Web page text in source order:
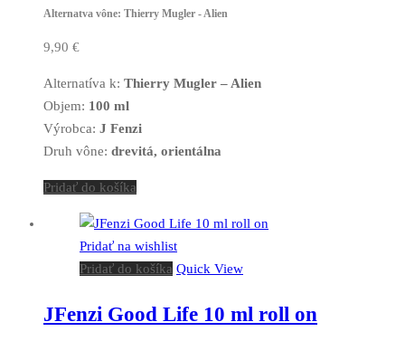
Alternatva vône: Thierry Mugler - Alien
9,90 €
Alternatíva k: Thierry Mugler – Alien
Objem: 100 ml
Výrobca: J Fenzi
Druh vône: drevitá, orientálna
Pridať do košíka
Pridať na wishlist
Pridať do košíka Quick View
JFenzi Good Life 10 ml roll on